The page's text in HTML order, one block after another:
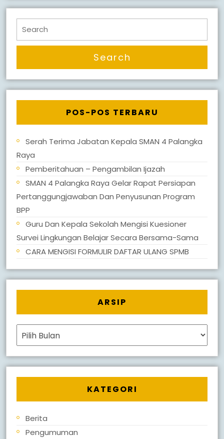
Search
for:
POS-POS TERBARU
Serah Terima Jabatan Kepala SMAN 4 Palangka
Raya
Pemberitahuan – Pengambilan Ijazah
SMAN 4 Palangka Raya Gelar Rapat Persiapan
Pertanggungjawaban Dan Penyusunan Program
BPP
Guru Dan Kepala Sekolah Mengisi Kuesioner
Survei Lingkungan Belajar Secara Bersama-Sama
CARA MENGISI FORMULIR DAFTAR ULANG SPMB
ARSIP
Arsip
KATEGORI
Berita
Pengumuman